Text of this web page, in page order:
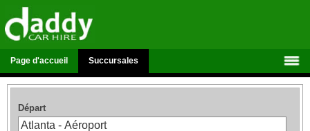
Page d'accueil Succursales
Départ